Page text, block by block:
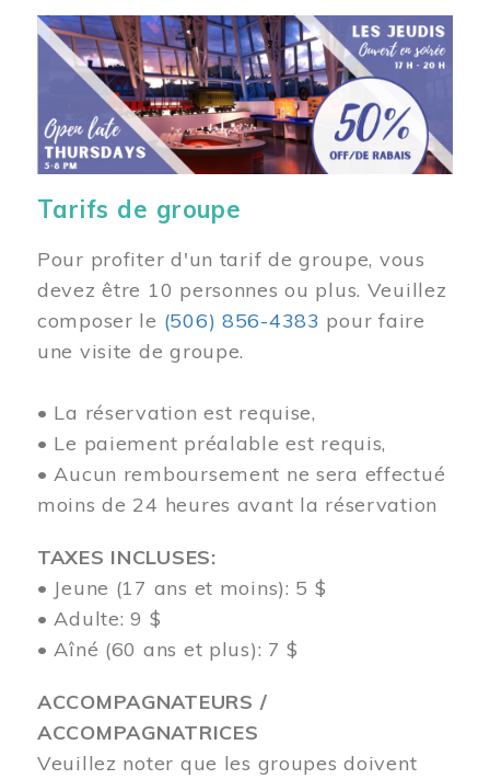
Image
Tarifs de groupe
Pour profiter d'un tarif de groupe, vous
devez être 10 personnes ou plus. Veuillez
composer le (506) 856-4383 pour faire
une visite de groupe.
• La réservation est requise,
• Le paiement préalable est requis,
• Aucun remboursement ne sera effectué
moins de 24 heures avant la réservation
TAXES INCLUSES:
• Jeune (17 ans et moins): 5 $
• Adulte: 9 $
• Aîné (60 ans et plus): 7 $
ACCOMPAGNATEURS /
ACCOMPAGNATRICES
Veuillez noter que les groupes doivent